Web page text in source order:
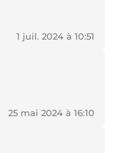
1 juil. 2024 à 10:51
25 mai 2024 à 16:10